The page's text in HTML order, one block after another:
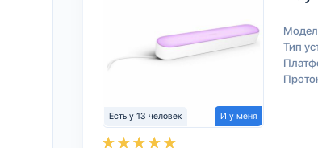
Есть у 13 человек И у меня
Тип